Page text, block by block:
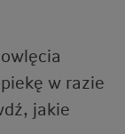
w razie
jakie